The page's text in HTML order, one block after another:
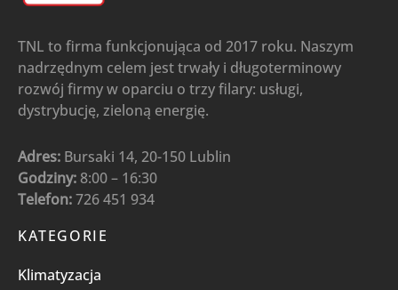
TNL to firma funkcjonująca od 2017 roku. Naszym
nadrzędnym celem jest trwały i długoterminowy
rozwój firmy w oparciu o trzy filary: usługi,
dystrybucję, zieloną energię.
Adres: Bursaki 14, 20-150 Lublin
Godziny: 8:00 – 16:30
Telefon:726 451 934
KATEGORIE
Klimatyzacja